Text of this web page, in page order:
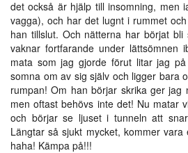
det också är hjälp till insomning, men
vagga), och har det lugnt i rummet
han tillslut. Och nätterna har börjat bli
vaknar fortfarande under lättsömnen
mata som jag gjorde förut litar jag
somna om av sig själv och ligger bara
rumpan! Om han börjar skrika ger jag
men oftast behövs inte det! Nu matar
och börjar se ljuset i tunneln att
Längtar så sjukt mycket, kommer
haha! Kämpa på!!!